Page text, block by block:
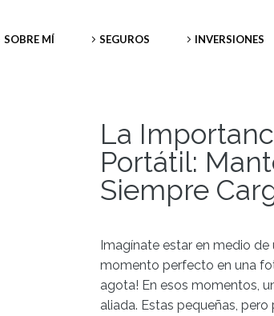
SOBRE MÍ SEGUROS INVERSIONES
La
Portátil:
Siempre
Imagínate estar en medio
momento perfecto en una
agota! En esos momentos,
aliada. Estas pequeñas,